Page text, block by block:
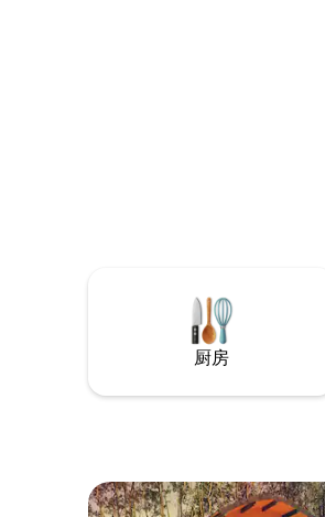
厨房